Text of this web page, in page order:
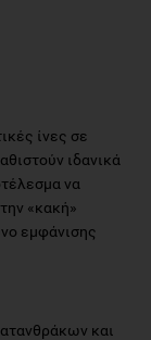
ίνες σε
ιδανικά
να
«κακή»
εμφάνισης
και